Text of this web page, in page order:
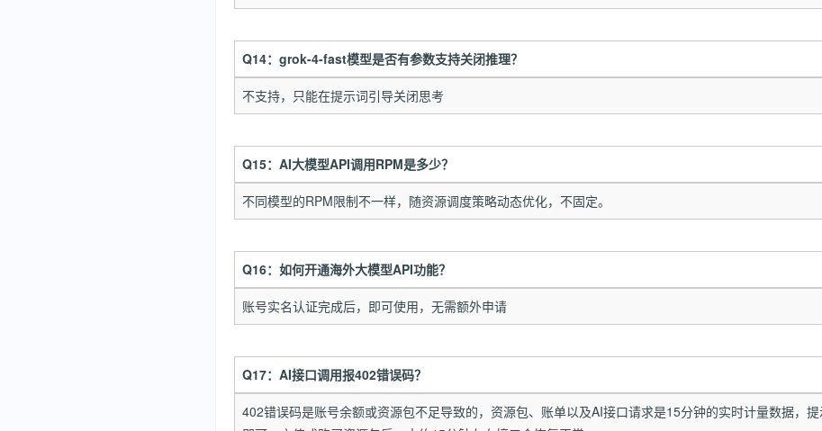
Q14：grok-4-fast模型是否有参数支持关闭推理？
不支持，只能在提示词引导关闭思考
Q15：AI大模型API调用RPM是多少？
不同模型的RPM限制不一样，随资源调度策略动态优化，不固定。
Q16：如何开通海外大模型API功能？
账号实名认证完成后，即可使用，无需额外申请
Q17：AI接口调用报402错误码？
402错误码是账号余额或资源包不足导致的，资源包、账单以及AI接口请求是15分钟的实时计量数据，